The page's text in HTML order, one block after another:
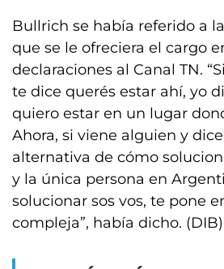
Bullrich se había referido a
que se le ofreciera el cargo
declaraciones al Canal TN.
te dice querés estar ahí, yo
quiero estar en un lugar
Ahora, si viene alguien y
alternativa de cómo
y la única persona en
solucionar sos vos, te pone
compleja”, había dicho. (DIB)